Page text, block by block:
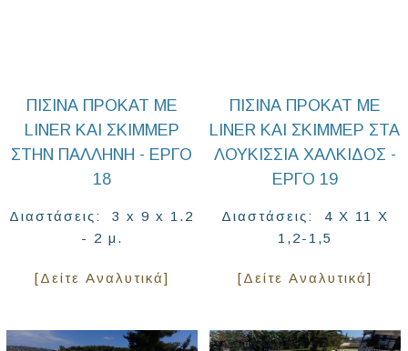
ΠΙΣΊΝΑ ΠΡΟΚΆΤ ΜΕ
LINER ΚΑΙ ΣΚΊΜΜΕΡ
ΣΤΗΝ ΠΑΛΛΉΝΗ - ΈΡΓΟ
18
Διαστάσεις: 3 x 9 x 1.2
- 2 μ.
[Δείτε Αναλυτικά]
ΠΙΣΙΝΑ ΠΡΟΚΑΤ ΜΕ
LINER ΚΑΙ ΣΚΙΜΜΕΡ ΣΤΑ
ΛΟΥΚΙΣΣΙΑ ΧΑΛΚΙΔΟΣ -
ΕΡΓΟ 19
Διαστάσεις: 4 X 11 X
1,2-1,5
[Δείτε Αναλυτικά]